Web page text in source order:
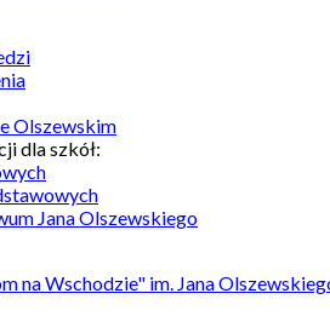
Olszewskim
dla szkół:
Jana Olszewskiego